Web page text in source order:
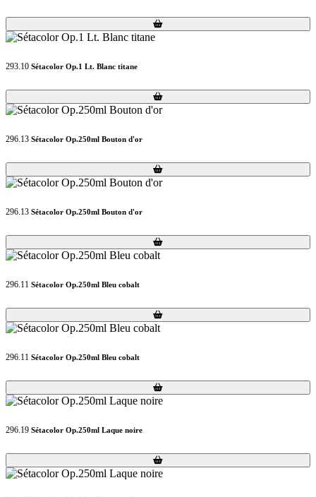
Loading...
Loading...
293.10 Sétacolor Op.1 Lt. Blanc titane
Loading...
Loading...
296.13 Sétacolor Op.250ml Bouton d'or
Loading...
Loading...
296.13 Sétacolor Op.250ml Bouton d'or
Loading...
Loading...
296.11 Sétacolor Op.250ml Bleu cobalt
Loading...
Loading...
296.11 Sétacolor Op.250ml Bleu cobalt
Loading...
Loading...
296.19 Sétacolor Op.250ml Laque noire
Loading...
Loading...